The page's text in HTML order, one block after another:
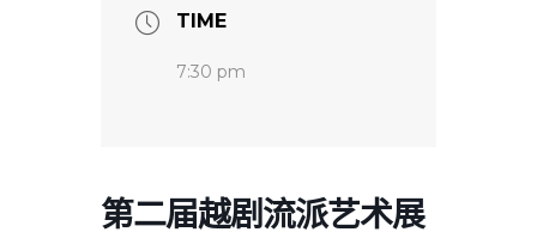
TIME
7:30 pm
第二届越剧流派艺术展